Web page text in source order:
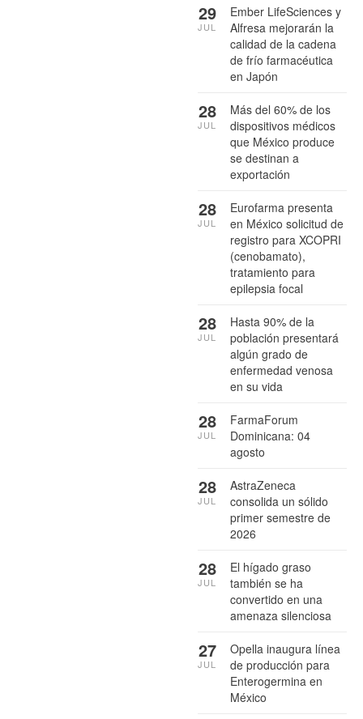
Ember LifeSciences y
Alfresa mejorarán la
calidad de la cadena
de frío farmacéutica
en Japón
29
JUL
Más del 60% de los
dispositivos médicos
que México produce
se destinan a
exportación
28
JUL
Eurofarma presenta
en México solicitud de
registro para XCOPRI
(cenobamato),
tratamiento para
epilepsia focal
28
JUL
Hasta 90% de la
población presentará
algún grado de
enfermedad venosa
en su vida
28
JUL
FarmaForum
Dominicana: 04
agosto
28
JUL
AstraZeneca
consolida un sólido
primer semestre de
2026
28
JUL
El hígado graso
también se ha
convertido en una
amenaza silenciosa
28
JUL
Opella inaugura línea
de producción para
Enterogermina en
México
27
JUL